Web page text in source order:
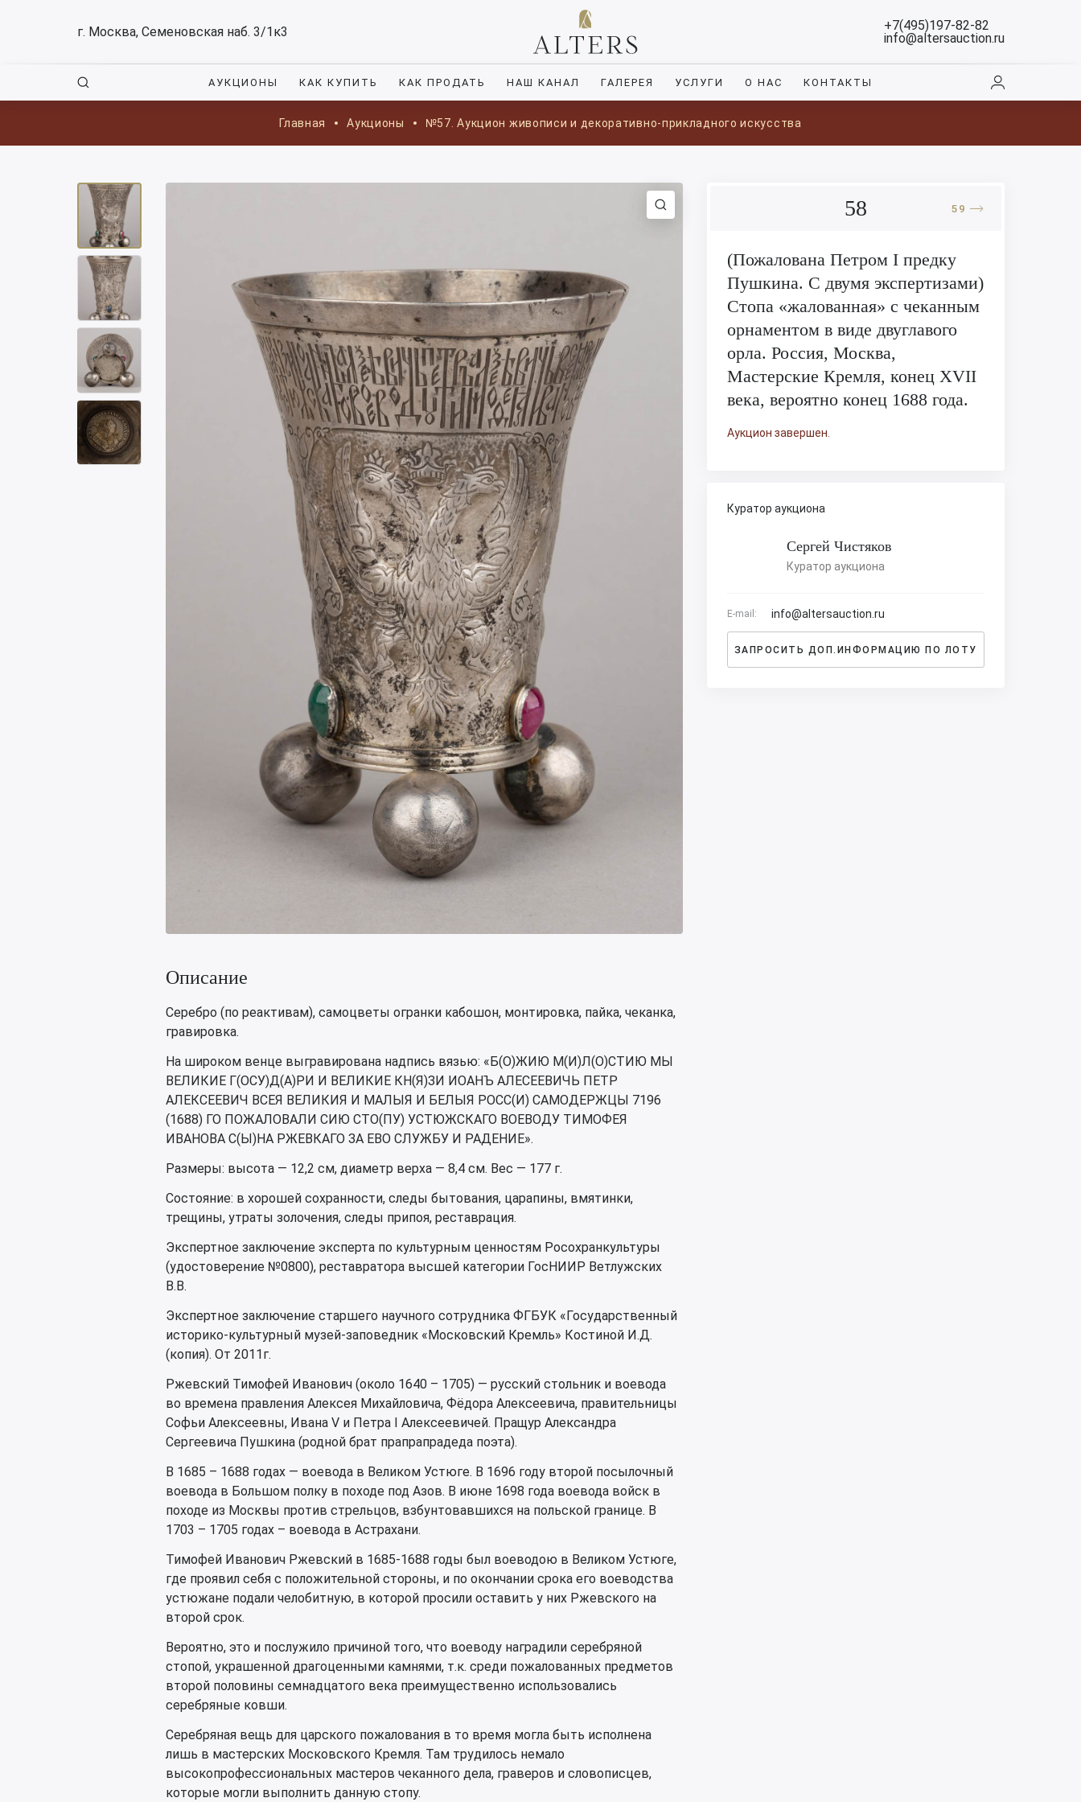
г. Москва, Семеновская наб. 3/1к3
+7(495)197-82-82
info@altersauction.ru
АУКЦИОНЫ КАК КУПИТЬ КАК ПРОДАТЬ НАШ КАНАЛ ГАЛЕРЕЯ УСЛУГИ О НАС КОНТАКТЫ
Главная Аукционы №57. Аукцион живописи и декоративно-прикладного искусства
Описание
Серебро (по реактивам), самоцветы огранки кабошон, монтировка, пайка, чеканка,
гравировка.
На широком венце выгравирована надпись вязью: «Б(О)ЖИЮ М(И)Л(О)СТИЮ МЫ
ВЕЛИКИЕ Г(ОСУ)Д(А)РИ И ВЕЛИКИЕ КН(Я)ЗИ ИОАНЪ АЛЕСЕЕВИЧЬ ПЕТР
АЛЕКСЕЕВИЧ ВСЕЯ ВЕЛИКИЯ И МАЛЫЯ И БЕЛЫЯ РОСС(И) САМОДЕРЖЦЫ 7196
(1688) ГО ПОЖАЛОВАЛИ СИЮ СТО(ПУ) УСТЮЖСКАГО ВОЕВОДУ ТИМОФЕЯ
ИВАНОВА С(Ы)НА РЖЕВКАГО ЗА ЕВО СЛУЖБУ И РАДЕНИЕ».
Размеры: высота — 12,2 см, диаметр верха — 8,4 см. Вес — 177 г.
Состояние: в хорошей сохранности, следы бытования, царапины, вмятинки,
трещины, утраты золочения, следы припоя, реставрация.
Экспертное заключение эксперта по культурным ценностям Росохранкультуры
(удостоверение №0800), реставратора высшей категории ГосНИИР Ветлужских
В.В.
Экспертное заключение старшего научного сотрудника ФГБУК «Государственный
историко-культурный музей-заповедник «Московский Кремль» Костиной И.Д.
(копия). От 2011г.
Ржевский Тимофей Иванович (около 1640 – 1705) — русский стольник и воевода
во времена правления Алексея Михайловича, Фёдора Алексеевича, правительницы
Софьи Алексеевны, Ивана V и Петра I Алексеевичей. Пращур Александра
Сергеевича Пушкина (родной брат прапрапрадеда поэта).
В 1685 – 1688 годах — воевода в Великом Устюге. В 1696 году второй посылочный
воевода в Большом полку в походе под Азов. В июне 1698 года воевода войск в
походе из Москвы против стрельцов, взбунтовавшихся на польской границе. В
1703 – 1705 годах – воевода в Астрахани.
Тимофей Иванович Ржевский в 1685-1688 годы был воеводою в Великом Устюге,
где проявил себя с положительной стороны, и по окончании срока его воеводства
устюжане подали челобитную, в которой просили оставить у них Ржевского на
второй срок.
Вероятно, это и послужило причиной того, что воеводу наградили серебряной
стопой, украшенной драгоценными камнями, т.к. среди пожалованных предметов
второй половины семнадцатого века преимущественно использовались
серебряные ковши.
Серебряная вещь для царского пожалования в то время могла быть исполнена
лишь в мастерских Московского Кремля. Там трудилось немало
высокопрофессиональных мастеров чеканного дела, граверов и словописцев,
которые могли выполнить данную стопу.
58 59
(Пожалована Петром I предку
Пушкина. С двумя экспертизами)
Стопа «жалованная» с чеканным
орнаментом в виде двуглавого
орла. Россия, Москва,
Мастерские Кремля, конец ХVII
века, вероятно конец 1688 года.
Аукцион завершен.
Куратор аукциона
Сергей Чистяков
Куратор аукциона
E-mail: info@altersauction.ru
ЗАПРОСИТЬ ДОП.ИНФОРМАЦИЮ ПО ЛОТУ